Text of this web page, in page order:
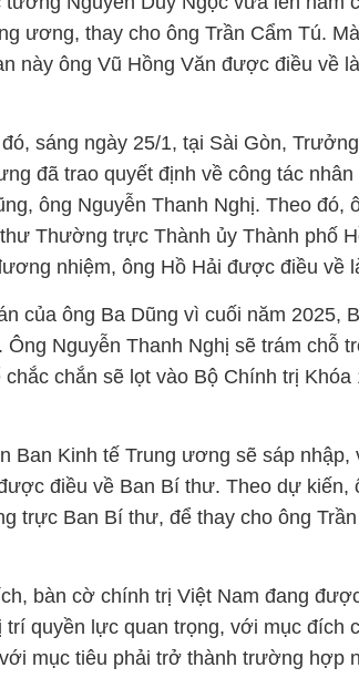
ương, thay cho ông Trần Cẩm Tú.
này ông Vũ Hồng Văn được điều về
sáng ngày 25/1, tại Sài Gòn,
đã trao quyết định về công tác
ông Nguyễn Thanh Nghị. Theo đó,
Thường trực Thành ủy Thành phố
nhiệm, ông Hồ Hải được điều về
của ông Ba Dũng vì cuối năm 2025,
Ông Nguyễn Thanh Nghị sẽ trám chỗ
chắc chắn sẽ lọt vào Bộ Chính trị
Ban Kinh tế Trung ương sẽ sáp nhập,
điều về Ban Bí thư. Theo dự kiến,
trực Ban Bí thư, để thay cho ông
bàn cờ chính trị Việt Nam đang
trí quyền lực quan trọng, với mục đích
mục tiêu phải trở thành trường hợp